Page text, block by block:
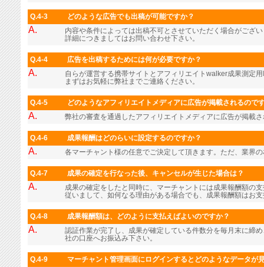
Q.4-3 どのような広告でも出稿が可能ですか？
A.
内容や条件によっては出稿不可とさせていただく場合がござ
詳細につきましてはお問い合わせ下さい。
Q.4-4 広告を出稿するためには何が必要ですか？
A.
自らが運営する携帯サイトとアフィリエイトwalker成果測定
まずはお気軽に弊社までご連絡ください。
Q.4-5 どのようなアフィリエイトメディアに広告が掲載されるので
A. 弊社の審査を通過したアフィリエイトメディアに広告が掲載
Q.4-6 成果報酬はどのらいに設定するのですか？
A. 各マーチャント様の任意でご決定して頂きます。ただ、業界
Q.4-7 成果の確定を行なった後、キャンセルが生じた場合は？
A.
成果の確定をしたと同時に、マーチャントには成果報酬額の
従いまして、如何なる理由がある場合でも、成果報酬額はお
Q.4-8 成果報酬額は、どのように支払えばよいのですか？
A.
認証作業が完了し、成果が確定している件数分を毎月末に締
社の口座へお振込み下さい。
Q.4-9 マーチャント管理画面にログインするとどのようなデータが